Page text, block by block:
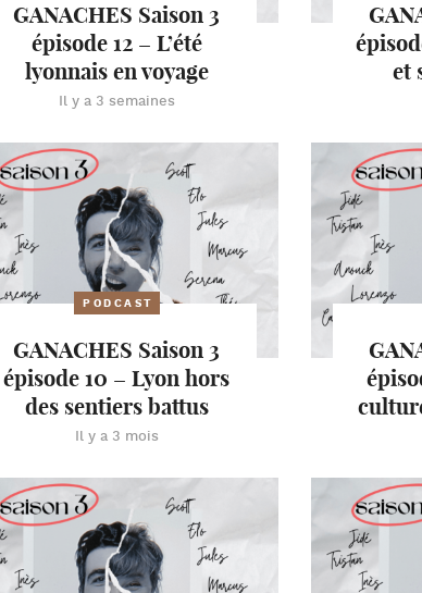
GANACHES Saison 3
épisode 12 – L’été
lyonnais en voyage
Il y a 3 semaines
et
PODCAST
GANACHES Saison 3
épisode 10 – Lyon hors
des sentiers battus
Il y a 3 mois